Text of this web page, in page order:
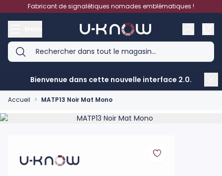
Aller au contenuFabricant de signalétiques nomades emblématiques !
Bienvenue dans cette nouvelle interface 2.0.
Accueil > MATP13 Noir Mat Mono
Product image gallery - scroll to see more images